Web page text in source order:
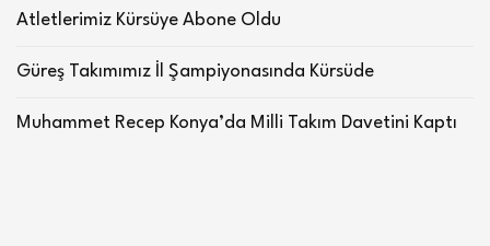
Atletlerimiz Kürsüye Abone Oldu
Güreş Takımımız İl Şampiyonasında Kürsüde
Muhammet Recep Konya’da Milli Takım Davetini Kaptı